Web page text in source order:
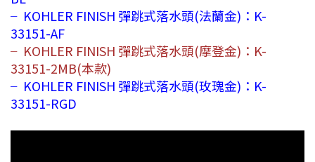
╴KOHLER FINISH 彈跳式落水頭(法蘭金)：K-
33151-AF
╴KOHLER FINISH 彈跳式落水頭(摩登金)：K-
33151-2MB(本款)
╴KOHLER FINISH 彈跳式落水頭(玫瑰金)：K-
33151-RGD